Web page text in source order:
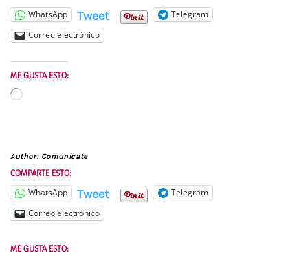
WhatsApp Tweet
Telegram
Correo electrónico
ME GUSTA ESTO:
Cargando...
Author: Comunicate
COMPARTE ESTO:
WhatsApp Tweet
Telegram
Correo electrónico
ME GUSTA ESTO: